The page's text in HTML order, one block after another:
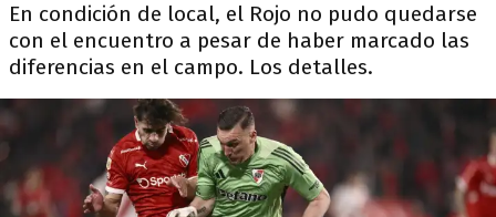
En condición de local, el Rojo no pudo quedarse
con el encuentro a pesar de haber marcado las
diferencias en el campo. Los detalles.